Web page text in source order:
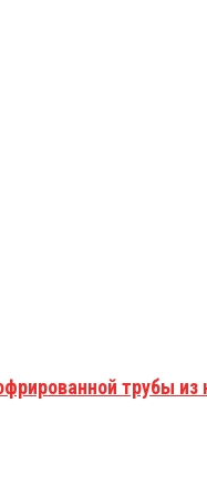
трубы